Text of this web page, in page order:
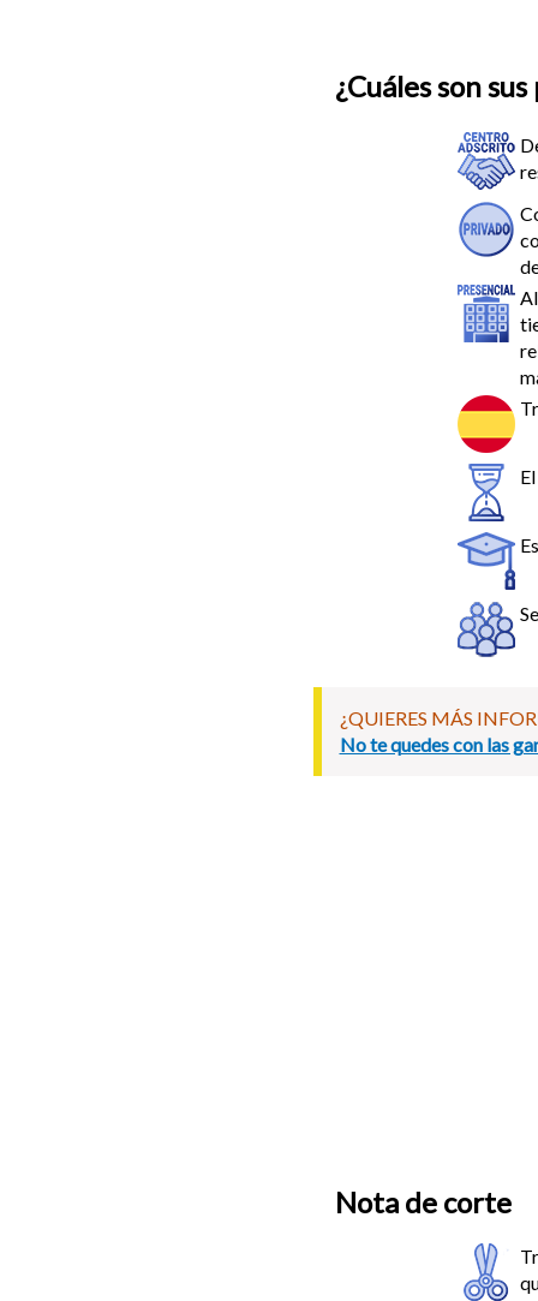
¿Cuáles son
¿QUIERES MÁS
No te quedes con las
Nota de corte